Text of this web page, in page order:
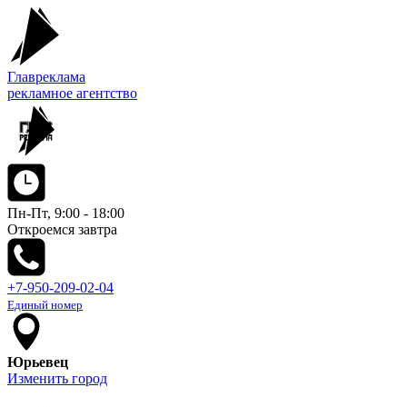
Главреклама
рекламное агентство
Пн-Пт, 9:00 - 18:00
Откроемся завтрa
+7-950-209-02-04
Единый номер
Юрьевец
Изменить город